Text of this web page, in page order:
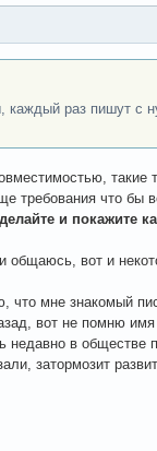
раз пишут с
такие
требования что бы
и покажите
вот и
что мне знакомый
вот не помню
в обществе
затормозит